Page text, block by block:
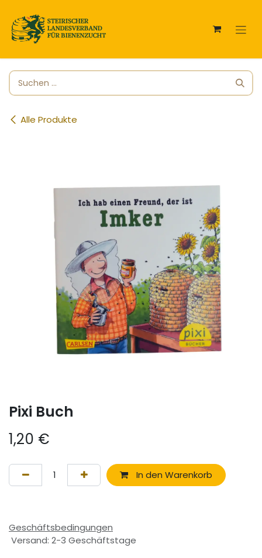
Alle Produkte
Pixi Buch
1,20 €
In den Warenkorb
Geschäftsbedingungen
Versand: 2-3 Geschäftstage